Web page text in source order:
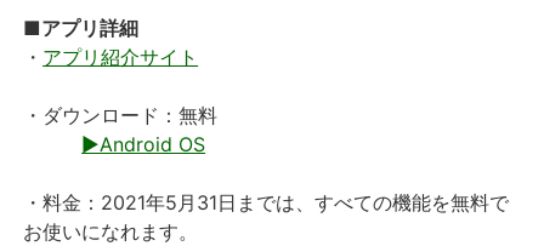
■アプリ詳細
・ アプリ紹介サイト
・ダウンロード：無料
▶Android OS
・料金：2021年5月31日までは、すべての機能を無料で
お使いになれます。